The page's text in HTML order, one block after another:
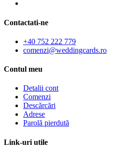
Contactati-ne
+40 752 222 779
comenzi@weddingcards.ro
Contul meu
Detalii cont
Comenzi
Descărcări
Adrese
Parolă pierdută
Link-uri utile